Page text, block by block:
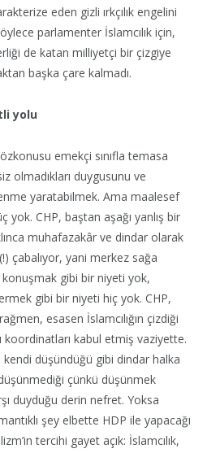
eden gizli ırkçılık engelini
parlamenter İslamcılık için,
de katan milliyetçi bir çizgiye
başka çare kalmadı.
yolu
emekçi sınıfla temasa
olmadıkları duygusunu ve
yaratabilmek. Ama maalesef
yok. CHP, baştan aşağı yanlış bir
muhafazakâr ve dindar olarak
çabalıyor, yani merkez sağa
gibi bir niyeti yok,
gibi bir niyeti hiç yok. CHP,
esasen İslamcılığın çizdiği
kabul etmiş vaziyette.
düşündüğü gibi dindar halka
çünkü düşünmek
duyduğu derin nefret. Yoksa
şey elbette HDP ile yapacağı
tercihi gayet açık: İslamcılık,